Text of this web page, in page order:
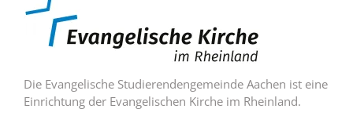
Die Evangelische Studierendengemeinde Aachen ist eine
Einrichtung der Evangelischen Kirche im Rheinland.